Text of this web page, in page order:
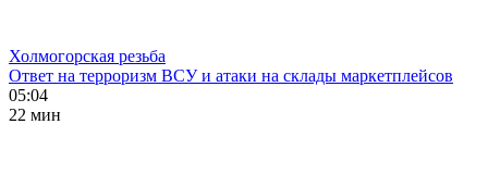
Холмогорская резьба
Ответ на терроризм ВСУ и атаки на склады маркетплейсов
05:04
22 мин